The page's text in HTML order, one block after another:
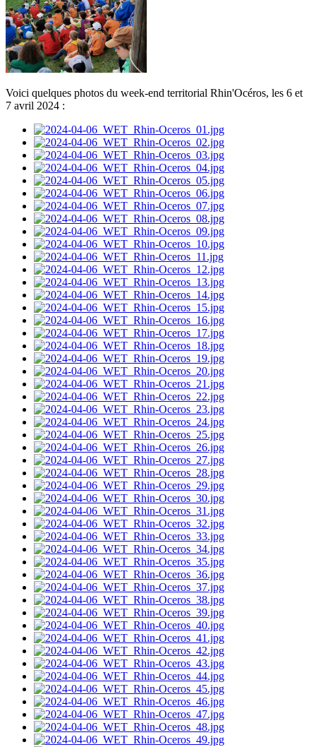
Voici quelques photos du week-end territorial Rhin'Océros, les 6 et
7 avril 2024 :